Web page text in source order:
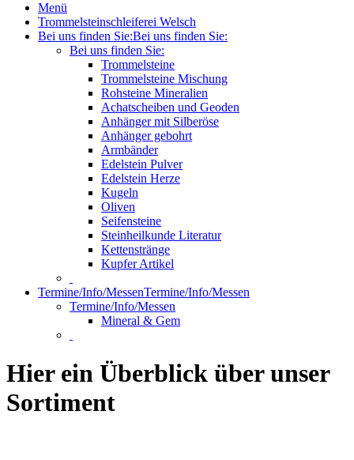
Menü
Trommelsteinschleiferei Welsch
Bei uns finden Sie:Bei uns finden Sie:
Bei uns finden Sie:
Trommelsteine
Trommelsteine Mischung
Rohsteine Mineralien
Achatscheiben und Geoden
Anhänger mit Silberöse
Anhänger gebohrt
Armbänder
Edelstein Pulver
Edelstein Herze
Kugeln
Oliven
Seifensteine
Steinheilkunde Literatur
Kettenstränge
Kupfer Artikel
Termine/Info/MessenTermine/Info/Messen
Termine/Info/Messen
Mineral & Gem
Hier ein Überblick über unser
Sortiment